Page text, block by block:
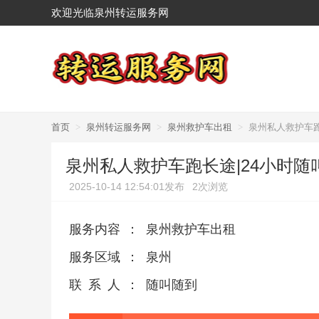
欢迎光临泉州转运服务网
首页 > 泉州转运服务网 > 泉州救护车出租 > 泉州私人救护车
泉州私人救护车跑长途|24小时随
2025-10-14 12:54:01发布 2次浏览
服务内容 ：
泉州救护车出租
服务区域
：
泉州
联系人
： 随叫随到